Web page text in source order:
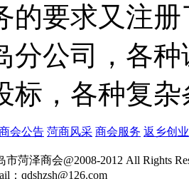
的要求又注
分公司，各
标，各种复
会公告 菏商风采 商会服务 返乡创业
市菏泽商会@2008-2012 All Rights
：qdshzsh@126.com